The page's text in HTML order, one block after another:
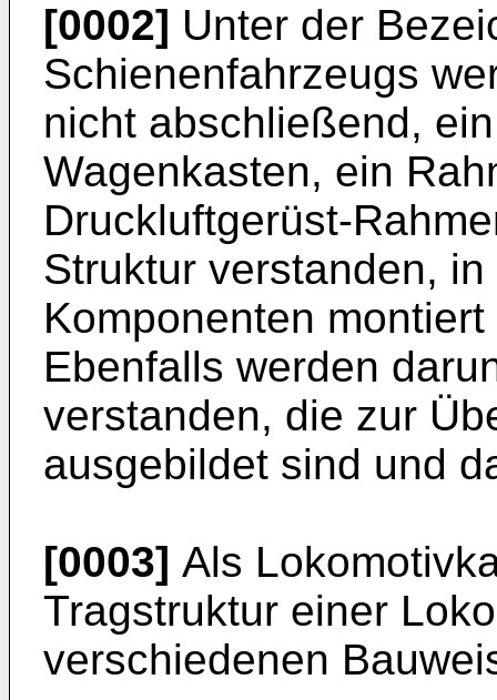
[0002] Unter der
Schienenfahrzeugs
nicht abschließend,
Wagenkasten, ein
Druckluftgerüst-
Struktur verstanden,
Komponenten
Ebenfalls werden
verstanden, die zur
ausgebildet sind und
[0003] Als
Tragstruktur einer
verschiedenen